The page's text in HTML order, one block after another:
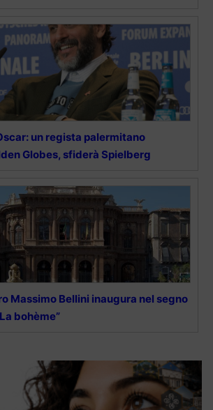
un regista palermitano
Globes, sfiderà Spielberg
Massimo Bellini inaugura nel segno
bohème”